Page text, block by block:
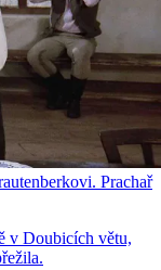
Prachař
v Doubicích větu,